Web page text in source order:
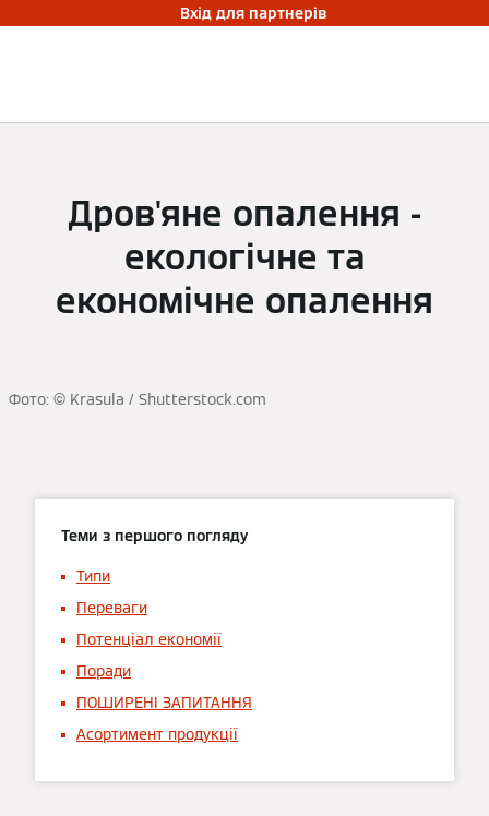
Вхід для партнерів
Дров'яне опалення -
екологічне та
економічне опалення
Фото: © Krasula / Shutterstock.com
Теми з першого погляду
Типи
Переваги
Потенціал економії
Поради
ПОШИРЕНІ ЗАПИТАННЯ
Асортимент продукції